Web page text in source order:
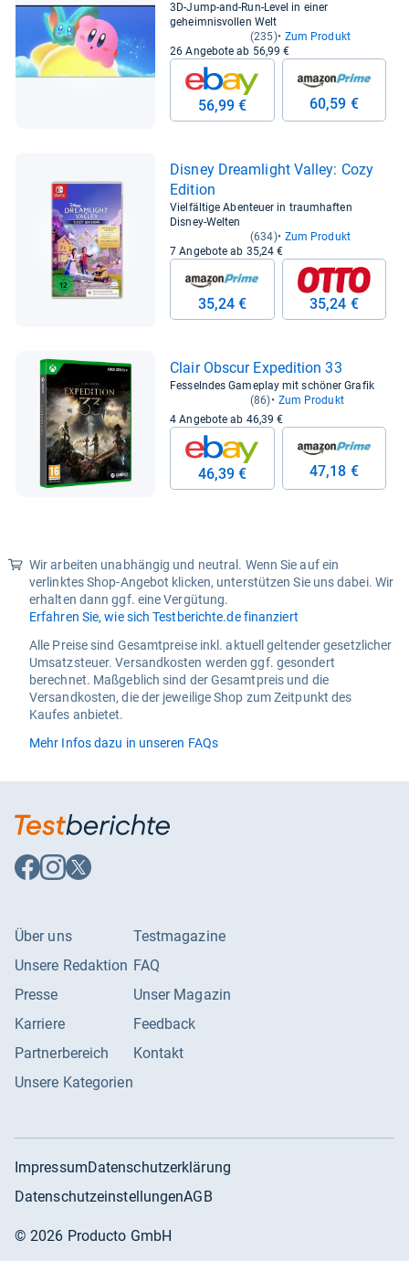
Land Switch 2 Edi­tion + Ster­nen­
split­ter-​Welt"
3D-Jump-and-Run-Level in einer
geheimnisvollen Welt
(235) Zum Produkt
26 Angebote ab 56,99 €
56,99 € 60,59 €
Dis­ney Dre­am­light Val­ley: Cozy
Edi­tion
Vielfältige Abenteuer in traumhaften
Disney-Welten
(634) Zum Produkt
7 Angebote ab 35,24 €
35,24 € 35,24 €
Clair Obscur Expe­di­tion 33
Fesselndes Gameplay mit schöner Grafik
(86)
Zum Produkt
4 Angebote ab 46,39 €
46,39 € 47,18 €
Wir arbeiten unabhängig und neutral. Wenn Sie auf ein
verlinktes Shop-Angebot klicken, unterstützen Sie uns dabei. Wir
erhalten dann ggf. eine Vergütung.
Erfahren Sie, wie sich Testberichte.de finanziert
Alle Preise sind Gesamtpreise inkl. aktuell geltender gesetzlicher
Umsatzsteuer. Versandkosten werden ggf. gesondert
berechnet. Maßgeblich sind der Gesamtpreis und die
Versandkosten, die der jeweilige Shop zum Zeitpunkt des
Kaufes anbietet.
Mehr Infos dazu in unseren FAQs
Auf
Facebook
Auf
Instagram
Auf
X
Über uns
Unsere Redaktion
Presse
Karriere
Partnerbereich
Unsere Kategorien
Testmagazine
FAQ
Unser Magazin
Feedback
Kontakt
ImpressumDatenschutzerklärung
DatenschutzeinstellungenAGB
©2026 Producto GmbH